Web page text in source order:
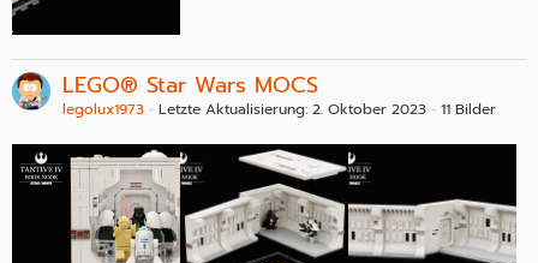
LEGO® Star Wars MOCS
legolux1973 Letzte Aktualisierung: 2. Oktober 2023 11 Bilder